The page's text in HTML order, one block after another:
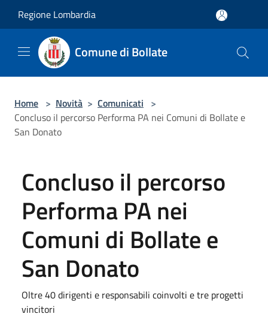
Regione Lombardia
Comune di Bollate
Home > Novità > Comunicati >
Concluso il percorso Performa PA nei Comuni di Bollate e
San Donato
Concluso il percorso
Performa PA nei
Comuni di Bollate e
San Donato
Oltre 40 dirigenti e responsabili coinvolti e tre progetti
vincitori